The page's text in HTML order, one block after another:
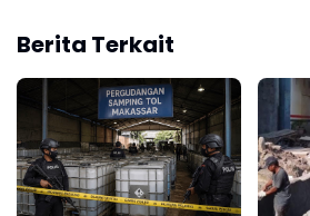
Berita Terkait